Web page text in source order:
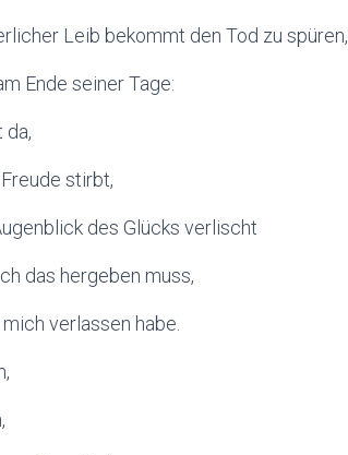
Leib bekommt den Tod zu spüren,
Ende seiner Tage:
da,
stirbt,
des Glücks verlischt
das hergeben muss,
verlassen habe.